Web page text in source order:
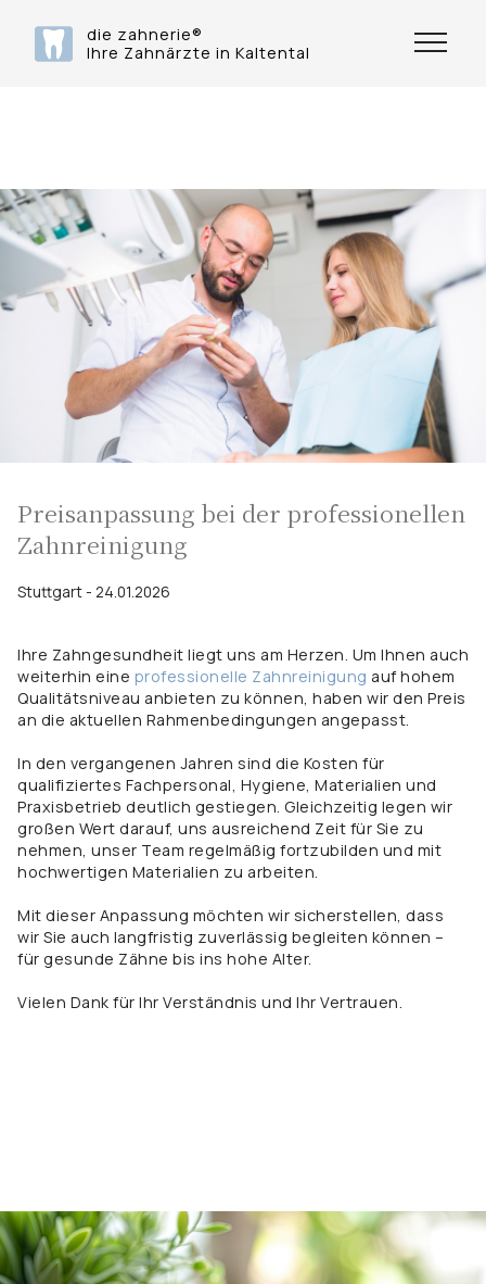
die zahnerie®
Ihre Zahnärzte in Kaltental
Preisanpassung bei der professionellen
Zahnreinigung
Stuttgart - 24.01.2026
Ihre Zahngesundheit liegt uns am Herzen. Um Ihnen auch
weiterhin eine professionelle Zahnreinigung auf hohem
Qualitätsniveau anbieten zu können, haben wir den Preis
an die aktuellen Rahmenbedingungen angepasst.
In den vergangenen Jahren sind die Kosten für
qualifiziertes Fachpersonal, Hygiene, Materialien und
Praxisbetrieb deutlich gestiegen. Gleichzeitig legen wir
großen Wert darauf, uns ausreichend Zeit für Sie zu
nehmen, unser Team regelmäßig fortzubilden und mit
hochwertigen Materialien zu arbeiten.
Mit dieser Anpassung möchten wir sicherstellen, dass
wir Sie auch langfristig zuverlässig begleiten können –
für gesunde Zähne bis ins hohe Alter.
Vielen Dank für Ihr Verständnis und Ihr Vertrauen.